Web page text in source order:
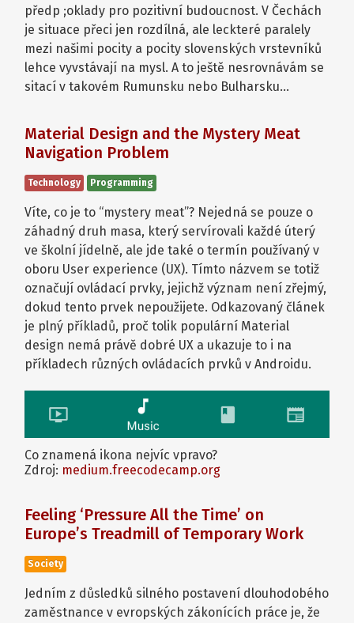
předp ;oklady pro pozitivní budoucnost. V Čechách
je situace přeci jen rozdílná, ale leckteré paralely
mezi našimi pocity a pocity slovenských vrstevníků
lehce vyvstávají na mysl. A to ještě nesrovnávám se
sitací v takovém Rumunsku nebo Bulharsku…
Material Design and the Mystery Meat
Navigation Problem
Technology Programming
Víte, co je to “mystery meat”? Nejedná se pouze o
záhadný druh masa, který servírovali každé úterý
ve školní jídelně, ale jde také o termín používaný v
oboru User experience (UX). Tímto názvem se totiž
označují ovládací prvky, jejichž význam není zřejmý,
dokud tento prvek nepoužijete. Odkazovaný článek
je plný příkladů, proč tolik populární Material
design nemá právě dobré UX a ukazuje to i na
příkladech různých ovládacích prvků v Androidu.
Co znamená ikona nejvíc vpravo?
Zdroj: medium.freecodecamp.org
Feeling ‘Pressure All the Time’ on
Europe’s Treadmill of Temporary Work
Society
Jedním z důsledků silného postavení dlouhodobého
zaměstnance v evropských zákonících práce je, že